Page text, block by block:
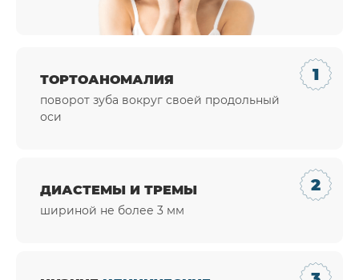
ТОРТОАНОМАЛИЯ
поворот зуба вокруг своей продольный
оси
ДИАСТЕМЫ И ТРЕМЫ
шириной не более 3 мм